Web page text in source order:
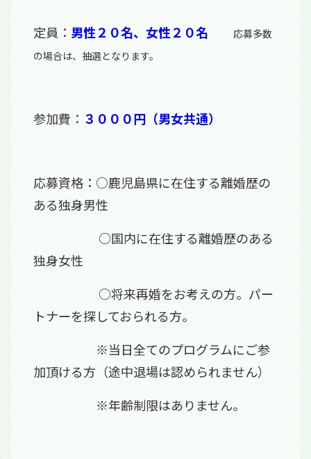
定員： 男性２０名、女性２０名
応募多数
の場合は、抽選となります。
参加費： ３０００円（男女共通）
応募資格：○鹿児島県に在住する離婚歴の
ある独身男性
○国内に在住する離婚歴のある
独身女性
○将来再婚をお考えの方。パー
トナーを探しておられる方。
※当日全てのプログラムにご参
加頂ける方（途中退場は認められません）
※年齢制限はありません。